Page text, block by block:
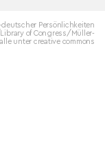
Persönlichkeiten
of Congress/Müller-
unter creative commons